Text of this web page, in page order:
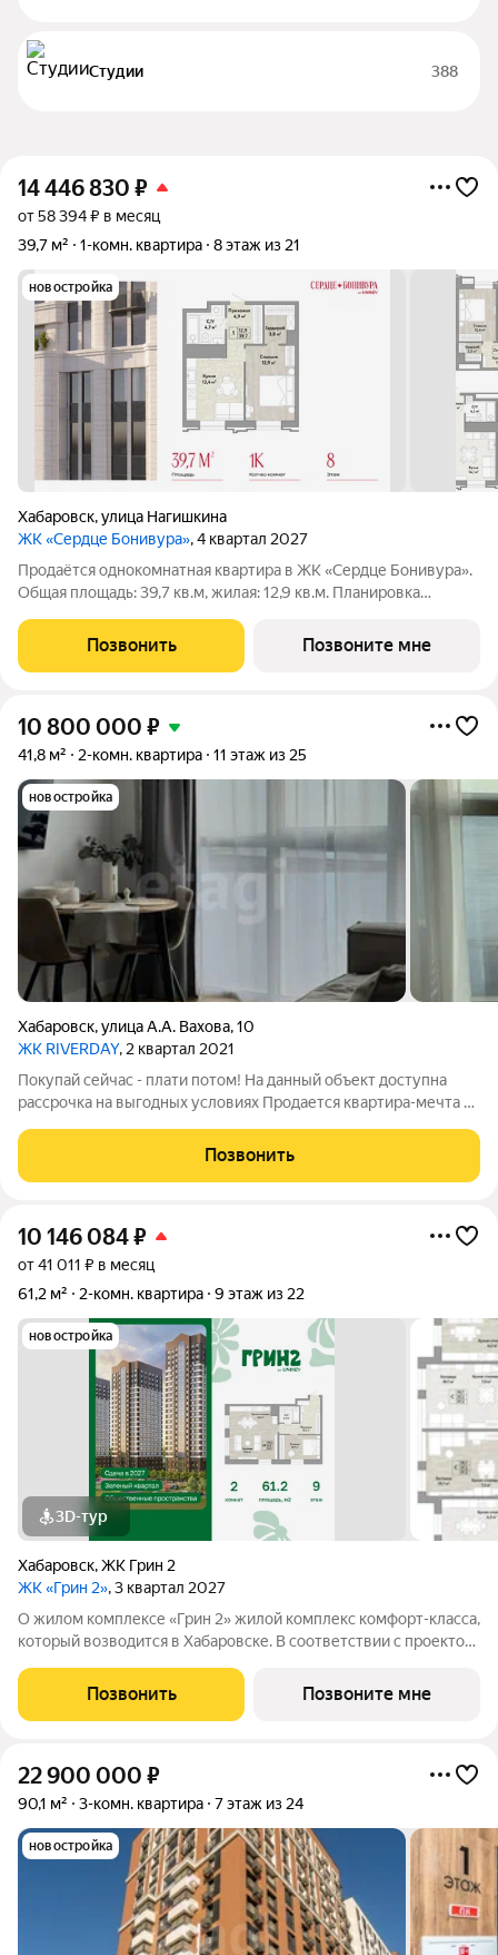
Студии 388
14 446 830 ₽
от 58 394 ₽ в месяц
39,7 м²
1-комн. квартира 8 этаж из 21
новостройка
Хабаровск,улица Нагишкина
ЖК «Сердце Бонивура», 4 квартал 2027
Продаётся однокомнатная квартира в ЖК «Сердце Бонивура».
Общая площадь: 39,7 кв.м, жилая: 12,9 кв.м. Планировка
и гардеробную 3,8 кв.м. Санузел 4,7 кв.м. Квартира без
отделки, новый
Позвонить Позвоните мне
10 800 000 ₽
41,8 м² 2-комн. квартира 11 этаж из 25
новостройка
Хабаровск,улица А.А. Вахова,10
ЖК RIVERDAY, 2 квартал 2021
Покупай сейчас - плати потом! На данный объект доступна
рассрочка на выгодных условиях Продается квартира-мечта на
этаже с видом на Амур и Хабаровские закаты. Дом комфорт-
класса 2021 года
Позвонить
10 146 084₽
от 41 011 ₽ в месяц
61,2 м²
2-комн. квартира 9 этаж из 22
новостройка
3D-тур
Хабаровск,ЖК Грин 2
ЖК «Грин 2», 3 квартал 2027
О жилом комплексе «Грин 2» жилой комплекс комфорт-класса,
который возводится в Хабаровске. В соответствии с проектом,
наземный паркинг, развитая дворовая инфраструктура для
отдыха всей семьёй.
Позвонить Позвоните мне
22 900 000 ₽
90,1 м² 3-комн. квартира 7 этаж из 24
новостройка